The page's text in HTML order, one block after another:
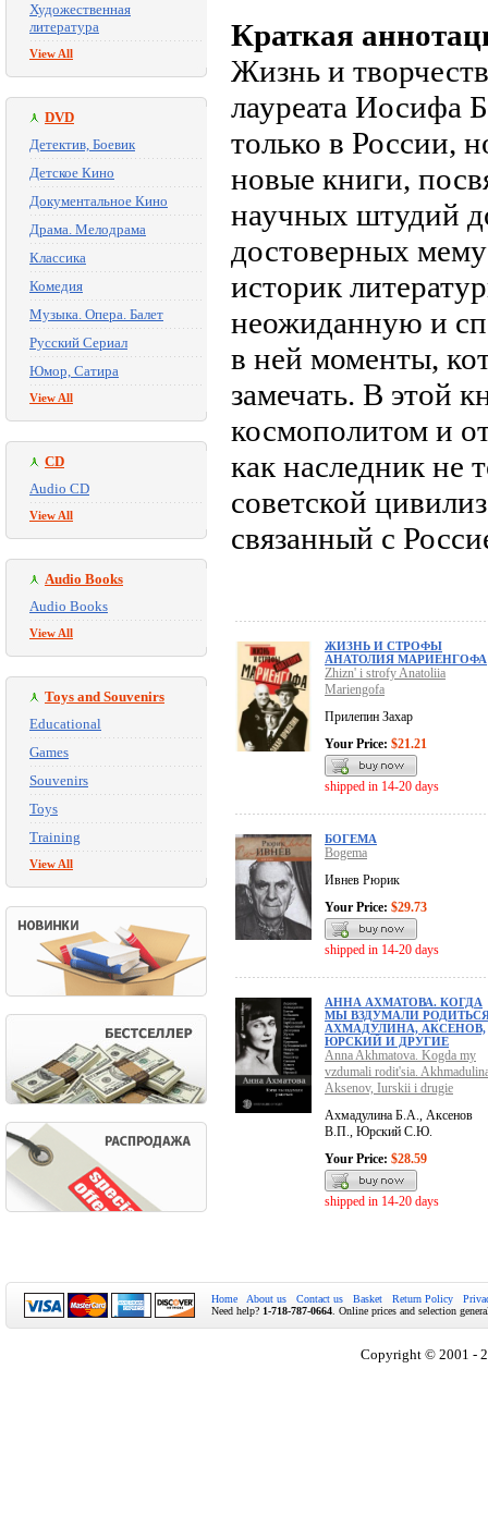
Художественная
литература
View All
DVD
Детектив, Боевик
Детское Кино
Документальное Кино
Драма. Мелодрама
Классика
Комедия
Музыка. Опера. Балет
Русский Сериал
Юмор, Сатира
View All
CD
Audio CD
View All
Audio Books
Audio Books
View All
Toys and Souvenirs
Educational
Games
Souvenirs
Toys
Training
View All
Краткая
Жизнь и
лауреата Иосифа
только в России,
новые книги,
научных штудий
достоверных
историк
неожиданную и
в ней моменты,
замечать. В этой
космополитом и
как наследник не
советской
связанный с
ЖИЗНЬ И СТРОФЫ
АНАТОЛИЯ МАРИЕНГОФА
Zhizn' i strofy Anatoliia
Mariengofa
Прилепин Захар
Your Price: $21.21
shipped in 14-20 days
БОГЕМА
Bogema
Ивнев Рюрик
Your Price: $29.73
shipped in 14-20 days
АННА АХМАТОВА. КОГДА
МЫ ВЗДУМАЛИ
АХМАДУЛИНА, АКСЕНОВ,
ЮРСКИЙ И ДРУГИЕ
Anna Akhmatova. Kogda my
vzdumali rodit'sia.
Aksenov, Iurskii i drugie
Ахмадулина Б.А., Аксенов
В.П., Юрский С.Ю.
Your Price: $28.59
shipped in 14-20 days
Home About us Contact us Basket Return Policy
Need help? 1-718-787-0664 . Online prices and selection
Copyright © 2001 -